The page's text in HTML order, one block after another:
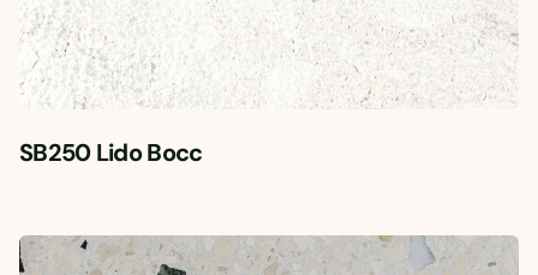
SB250 Lido Bocc